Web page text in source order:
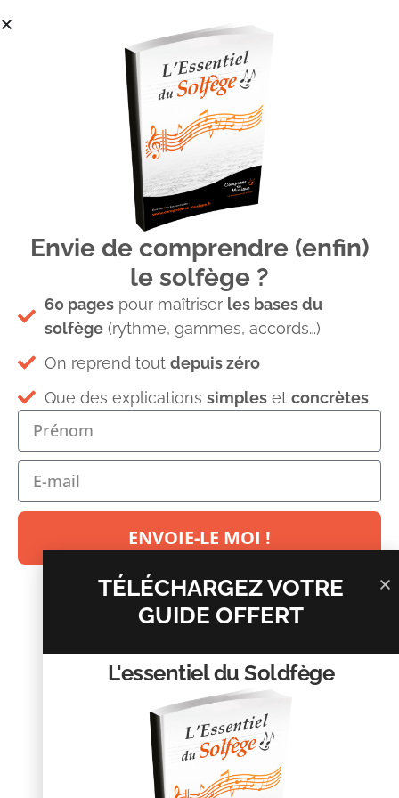
position nuances musique
partition
Laisser un commentaire
Votre adresse e-mail ne sera pas publiée.
obligatoires sont indiqués avec*
Commentaire
Envie de comprendre (enfin)
le solfège ?
60 pages pour maîtriser les bases du
solfège (rythme, gammes, accords…)
On reprend tout depuis zéro
Que des explications simples et concrètes
ENVOIE-LE MOI !
TÉLÉCHARGEZ VOTRE
GUIDE OFFERT
L'essentiel du Soldfège